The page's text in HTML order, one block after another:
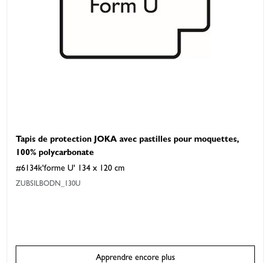
Tapis de protection JOKA avec pastilles pour moquettes,
100% polycarbonate
#6134k'forme U' 134 x 120 cm
ZUBSILBODN_130U
Apprendre encore plus